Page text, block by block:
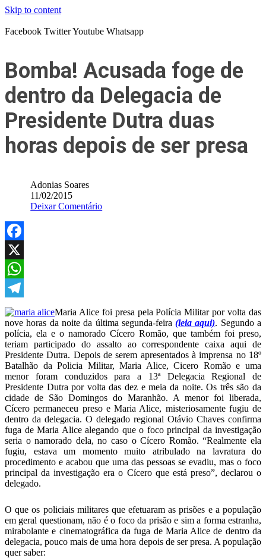
Skip to content
Facebook TwitterYoutube Whatsapp
Bomba! Acusada foge de
dentro da Delegacia de
Presidente Dutra duas
horas depois de ser presa
Adonias Soares
11/02/2015
Deixar Comentário
Facebook
X
WhatsApp
Telegram
Maria Alice foi presa pela Polícia Militar por volta das
nove horas da noite da última segunda-feira(leia aqui). Segundo a
polícia, ela e o namorado Cícero Romão, que também foi preso,
teriam participado do assalto ao correspondente caixa aqui de
Presidente Dutra. Depois de serem apresentados à imprensa no 18º
Batalhão da Policia Militar, Maria Alice, Cicero Romão e uma
menor foram conduzidos para a 13ª Delegacia Regional de
Presidente Dutra por volta das dez e meia da noite. Os três são da
cidade de São Domingos do Maranhão. A menor foi liberada,
Cícero permaneceu preso e Maria Alice, misteriosamente fugiu de
dentro da delegacia. O delegado regional Otávio Chaves confirma
fuga de Maria Alice alegando que o foco principal da investigação
seria o namorado dela, no caso o Cícero Romão. “Realmente ela
fugiu, estava um momento muito atribulado na lavratura do
procedimento e acabou que uma das pessoas se evadiu, mas o foco
principal da investigação era o Cícero que está preso”, declarou o
delegado.
O que os policiais militares que efetuaram as prisões e a população
em geral questionam, não é o foco da prisão e sim a forma estranha,
mirabolante e cinematográfica da fuga de Maria Alice de dentro da
delegacia, pouco mais de uma hora depois de ser presa. A população
quer saber: